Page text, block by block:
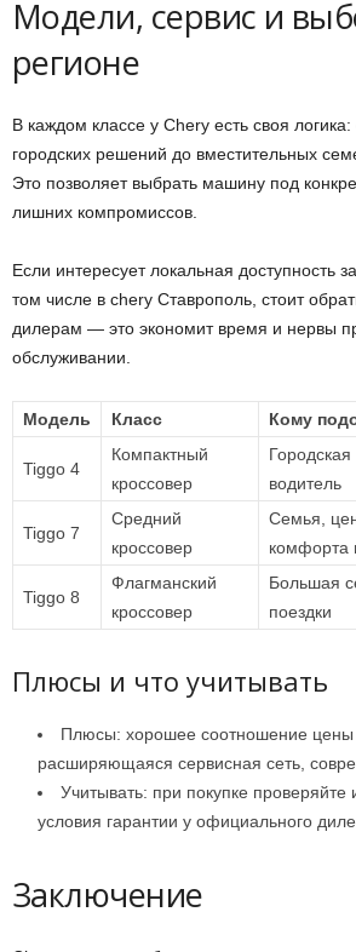
Модели, сервис и
регионе
В каждом классе у Chery есть своя
городских решений до вместительных
Это позволяет выбрать машину под
лишних компромиссов.
Если интересует локальная доступность
том числе в chery Ставрополь, стоит
дилерам — это экономит время и нервы
обслуживании.
Модель Класс Кому
Tiggo 4
Компактный
кроссовер
водитель
Tiggo 7
Средний
кроссовер
Семья,
комфорта
Tiggo 8
Флагманский
кроссовер
Большая
поездки
Плюсы и что учитывать
Плюсы: хорошее соотношение цены
расширяющаяся сервисная сеть,
Учитывать: при покупке
условия гарантии у официального
Заключение